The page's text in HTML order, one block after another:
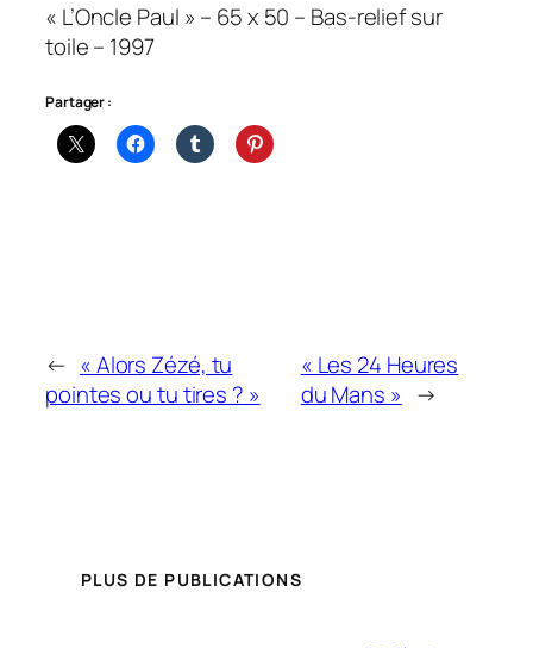
« L’Oncle Paul » – 65 x 50 – Bas-relief sur
toile – 1997
Partager :
← « Alors Zézé, tu
pointes ou tu tires ? »
« Les 24 Heures
du Mans » →
PLUS DE PUBLICATIONS